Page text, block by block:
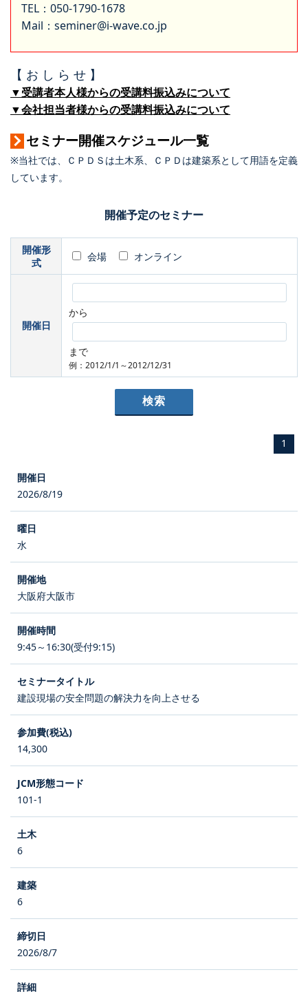
TEL：050-1790-1678
Mail：seminer@i-wave.co.jp
【 お し ら せ 】
▼受講者本人様からの受講料振込みについて
▼会社担当者様からの受講料振込みについて
セミナー開催スケジュール一覧
※当社では、ＣＰＤＳは土木系、ＣＰＤは建築系として用語を定義
しています。
開催予定のセミナー
開催形
式
会場 オンライン
開催日
から
まで
例：2012/1/1～2012/12/31
1
2026/8/19
水
大阪府大阪市
9:45～16:30(受付9:15)
建設現場の安全問題の解決力を向上させる
14,300
101-1
6
6
2026/8/7